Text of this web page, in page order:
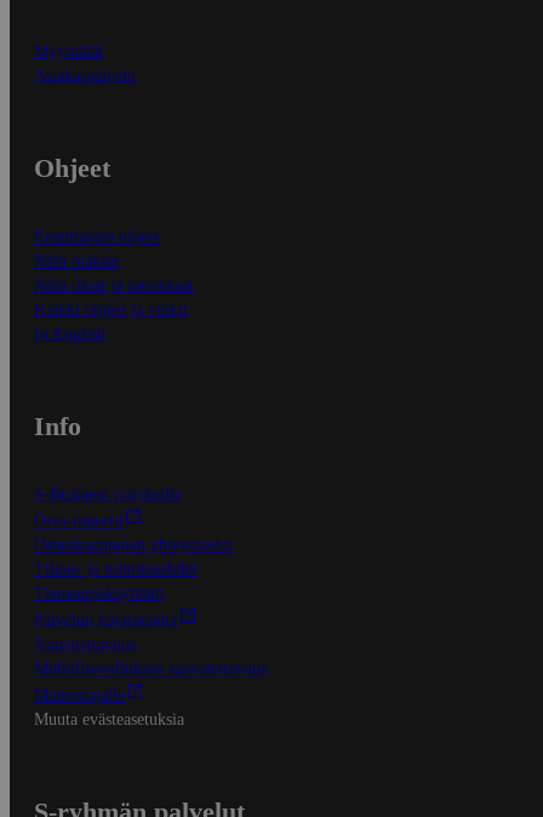
Myymälät
Asiakaspalvelu
Ohjeet
Ensitilaajan ohjeet
Näin maksat
Näin tilaat ja muokkaat
Kaikki ohjeet ja vinkit
In English
Info
S-Business yrityksille
Oiva-raportit
Osuuskauppojen yhteystiedot
Tilaus- ja toimitusehdot
Tietosuojakäytäntö
Palvelun käyttöehdot
Saavutettavuus
Mobiilisovelluksen saavutettavuus
Mainostajalle
Muuta evästeasetuksia